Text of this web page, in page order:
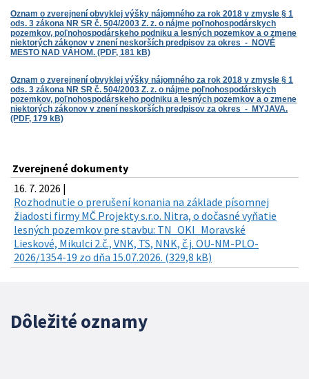
Oznam o zverejnení obvyklej výšky nájomného za rok 2018 v zmysle § 1
ods. 3 zákona NR SR č. 504/2003 Z. z. o nájme poľnohospodárskych
pozemkov, poľnohospodárskeho podniku a lesných pozemkov a o zmene
niektorých zákonov v znení neskorších predpisov za okres - NOVÉ
MESTO NAD VÁHOM. (PDF, 181 kB)
Oznam o zverejnení obvyklej výšky nájomného za rok 2018 v zmysle § 1
ods. 3 zákona NR SR č. 504/2003 Z. z. o nájme poľnohospodárskych
pozemkov, poľnohospodárskeho podniku a lesných pozemkov a o zmene
niektorých zákonov v znení neskorších predpisov za okres - MYJAVA.
(PDF, 179 kB)
Zverejnené dokumenty
16. 7. 2026 |
Rozhodnutie o prerušení konania na základe písomnej
žiadosti firmy MČ Projekty s.r.o. Nitra, o dočasné vyňatie
lesných pozemkov pre stavbu: TN_OKI_Moravské
Lieskové, Mikulci 2.č., VNK, TS, NNK, č.j. OU-NM-PLO-
2026/1354-19 zo dňa 15.07.2026. (329,8 kB)
Dôležité oznamy